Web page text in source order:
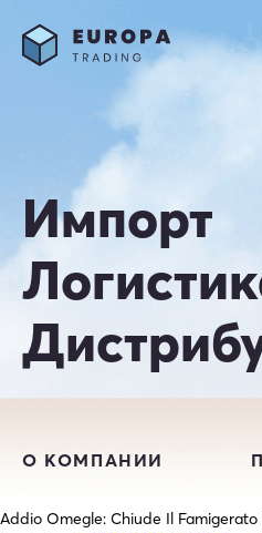
Импорт
О КОМПАНИИ
Addio Omegle: Chiude Il